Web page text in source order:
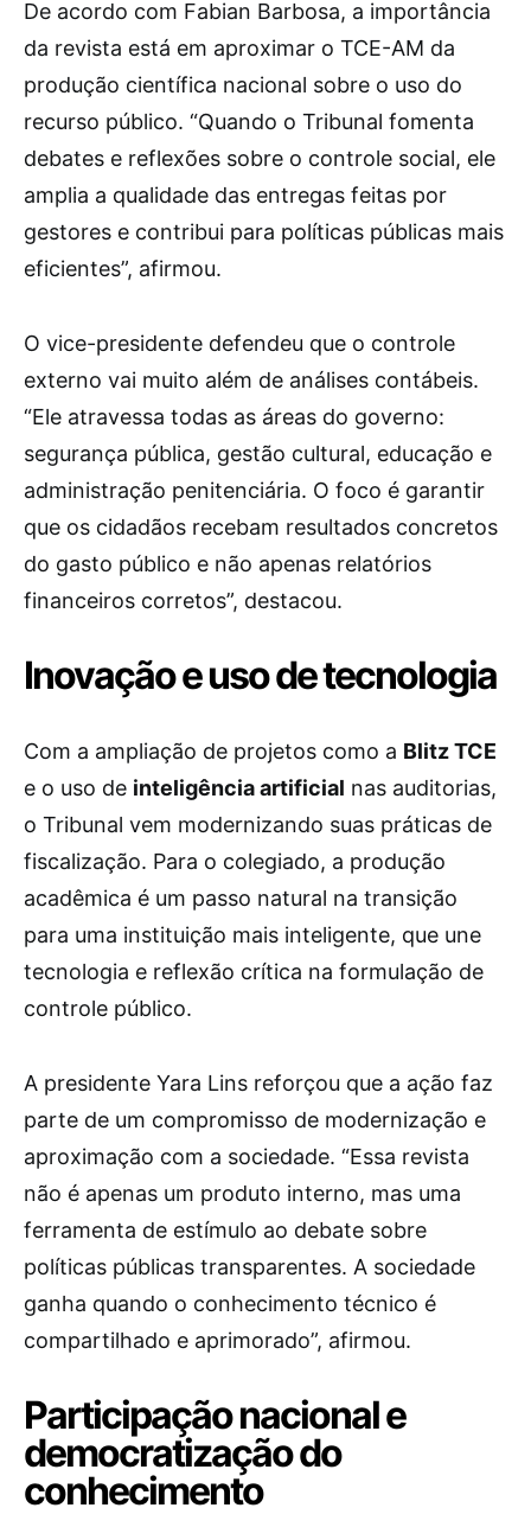
De acordo com Fabian Barbosa, a importância
da revista está em aproximar o TCE-AM da
produção científica nacional sobre o uso do
recurso público. “Quando o Tribunal fomenta
debates e reflexões sobre o controle social, ele
amplia a qualidade das entregas feitas por
gestores e contribui para políticas públicas mais
eficientes”, afirmou.
O vice-presidente defendeu que o controle
externo vai muito além de análises contábeis.
“Ele atravessa todas as áreas do governo:
segurança pública, gestão cultural, educação e
administração penitenciária. O foco é garantir
que os cidadãos recebam resultados concretos
do gasto público e não apenas relatórios
financeiros corretos”, destacou.
Inovação e uso de tecnologia
Com a ampliação de projetos como a Blitz TCE
e o uso de inteligência artificial nas auditorias,
o Tribunal vem modernizando suas práticas de
fiscalização. Para o colegiado, a produção
acadêmica é um passo natural na transição
para uma instituição mais inteligente, que une
tecnologia e reflexão crítica na formulação de
controle público.
A presidente Yara Lins reforçou que a ação faz
parte de um compromisso de modernização e
aproximação com a sociedade. “Essa revista
não é apenas um produto interno, mas uma
ferramenta de estímulo ao debate sobre
políticas públicas transparentes. A sociedade
ganha quando o conhecimento técnico é
compartilhado e aprimorado”, afirmou.
Participação nacional e
democratização do
conhecimento